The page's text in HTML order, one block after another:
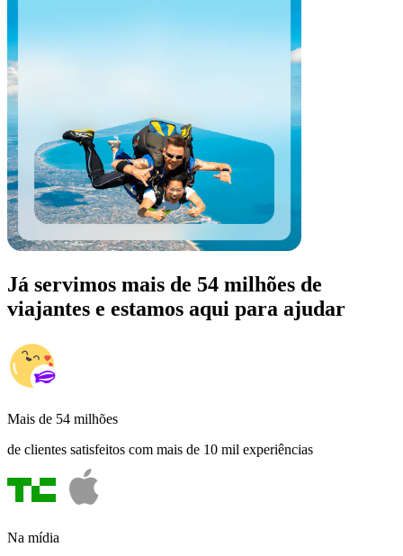
Já servimos mais de 54 milhões de
viajantes e estamos aqui para ajudar
Mais de 54 milhões
de clientes satisfeitos com mais de 10 mil experiências
Na mídia